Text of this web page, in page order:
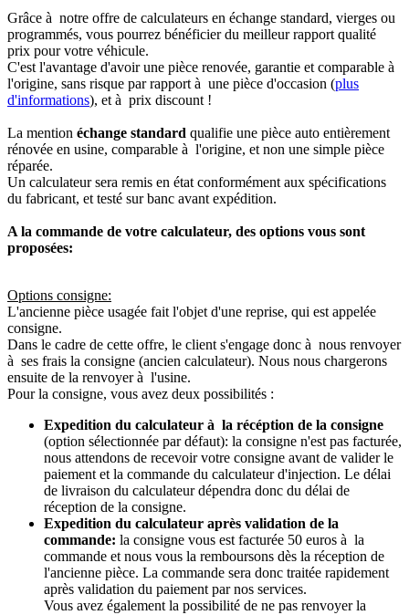
Grâce à notre offre de calculateurs en échange standard, vierges ou
programmés, vous pourrez bénéficier du meilleur rapport qualité
prix pour votre véhicule.
C'est l'avantage d'avoir une pièce renovée, garantie et comparable à
l'origine, sans risque par rapport à une pièce d'occasion (plus
d'informations), et à prix discount !
La mention échange standard qualifie une pièce auto entièrement
rénovée en usine, comparable à l'origine, et non une simple pièce
réparée.
Un calculateur sera remis en état conformément aux spécifications
du fabricant, et testé sur banc avant expédition.
A la commande de votre calculateur, des options vous sont
proposées:
Options consigne:
L'ancienne pièce usagée fait l'objet d'une reprise, qui est appelée
consigne.
Dans le cadre de cette offre, le client s'engage donc à nous renvoyer
à ses frais la consigne (ancien calculateur). Nous nous chargerons
ensuite de la renvoyer à l'usine.
Pour la consigne, vous avez deux possibilités :
Expedition du calculateur à la récéption de la consigne
(option sélectionnée par défaut): la consigne n'est pas facturée,
nous attendons de recevoir votre consigne avant de valider le
paiement et la commande du calculateur d'injection. Le délai
de livraison du calculateur dépendra donc du délai de
réception de la consigne.
Expedition du calculateur après validation de la
commande: la consigne vous est facturée 50 euros à la
commande et nous vous la remboursons dès la réception de
l'ancienne pièce. La commande sera donc traitée rapidement
après validation du paiement par nos services.
Vous avez également la possibilité de ne pas renvoyer la